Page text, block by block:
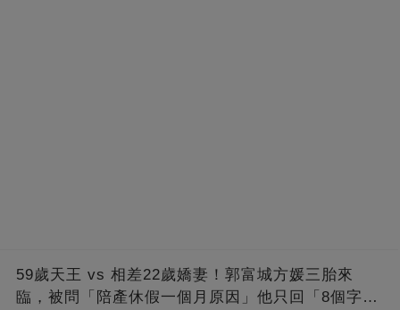
59歲天王 vs 相差22歲嬌妻！郭富城方媛三胎來
臨，被問「陪產休假一個月原因」他只回「8個字」